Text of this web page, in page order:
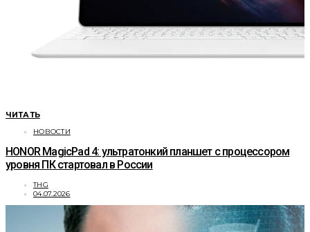
ЧИТАТЬ
НОВОСТИ
HONOR MagicPad 4: ультратонкий планшет с процессором
уровня ПК стартовал в России
THG
04.07.2026